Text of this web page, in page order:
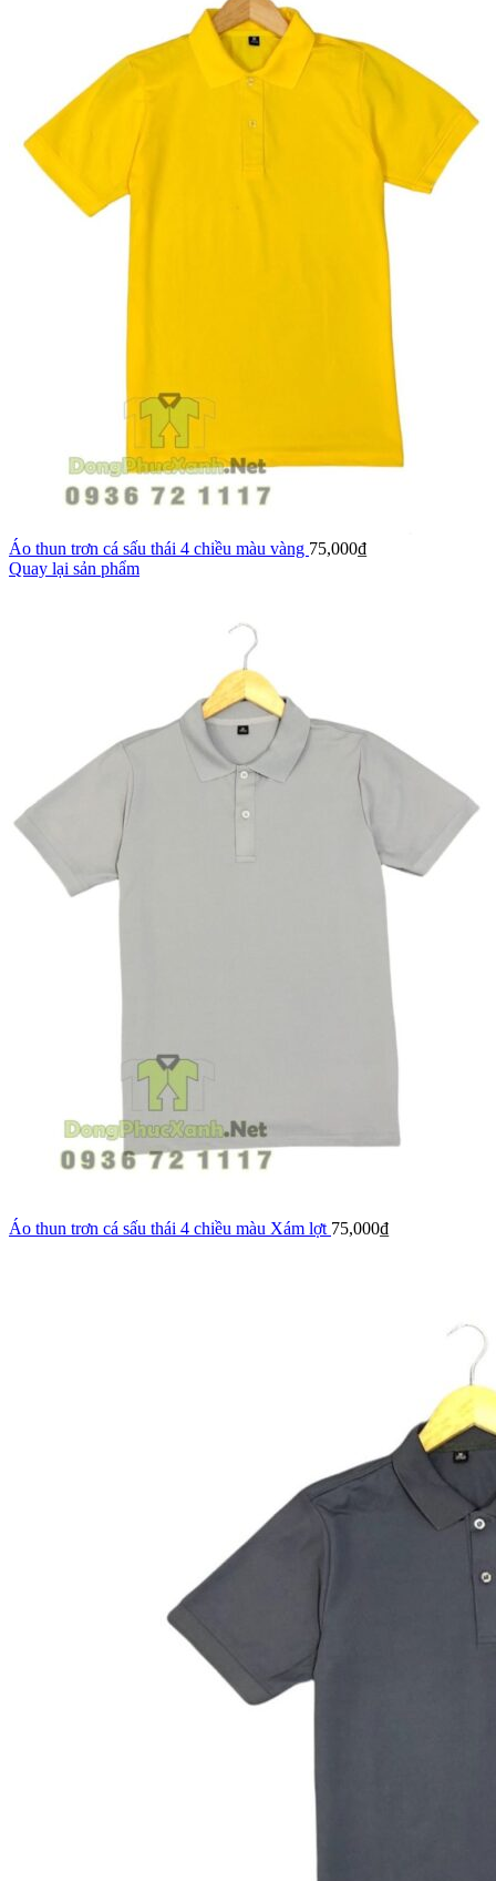
Áo thun trơn cá sấu thái 4 chiều màu vàng 75,000₫
Quay lại sản phẩm
Áo thun trơn cá sấu thái 4 chiều màu Xám lợt 75,000₫